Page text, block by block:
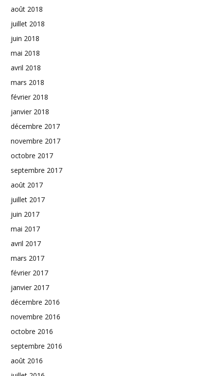
août 2018
juillet 2018
juin 2018
mai 2018
avril 2018
mars 2018
février 2018
janvier 2018
décembre 2017
novembre 2017
octobre 2017
septembre 2017
août 2017
juillet 2017
juin 2017
mai 2017
avril 2017
mars 2017
février 2017
janvier 2017
décembre 2016
novembre 2016
octobre 2016
septembre 2016
août 2016